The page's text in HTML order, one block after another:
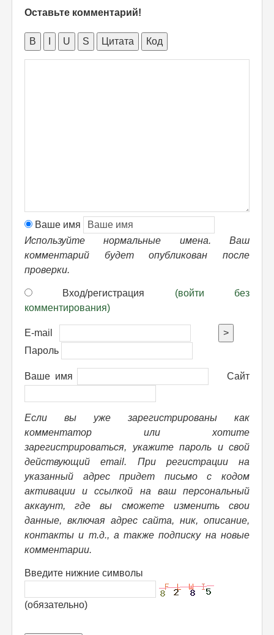
Оставьте комментарий!
B U S Цитата Код
Ваше имя
Используйте нормальные имена. Ваш
комментарий будет опубликован после
проверки.
Вход/регистрация (войти без
комментирования)
E-mail
>
Пароль
Ваше имя Сайт
Если вы уже зарегистрированы как
комментатор или хотите
зарегистрироваться, укажите пароль и свой
действующий email. При регистрации на
указанный адрес придет письмо с кодом
активации и ссылкой на ваш персональный
аккаунт, где вы сможете изменить свои
данные, включая адрес сайта, ник, описание,
контакты и т.д., а также подписку на новые
комментарии.
Введите нижние символы
(обязательно)